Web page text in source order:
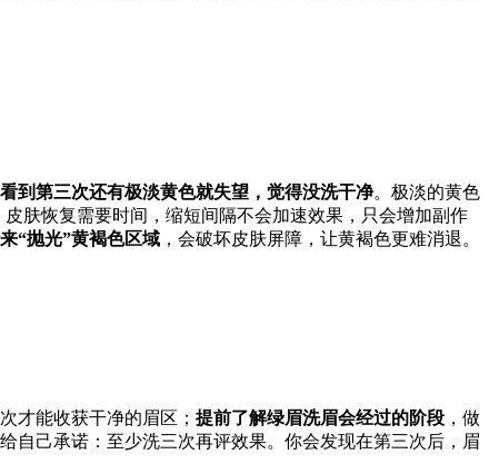
看到第三次还有极淡黄色就失望，觉得没洗干净。极淡的黄色
皮肤恢复需要时间，缩短间隔不会加速效果，只会增加副作
“抛光”黄褐色区域 ，会破坏皮肤屏障，让黄褐色更难消退。
才能收获干净的眉区； 提前了解绿眉洗眉会经过的阶段 ，做
自己承诺：至少洗三次再评效果。你会发现在第三次后，眉